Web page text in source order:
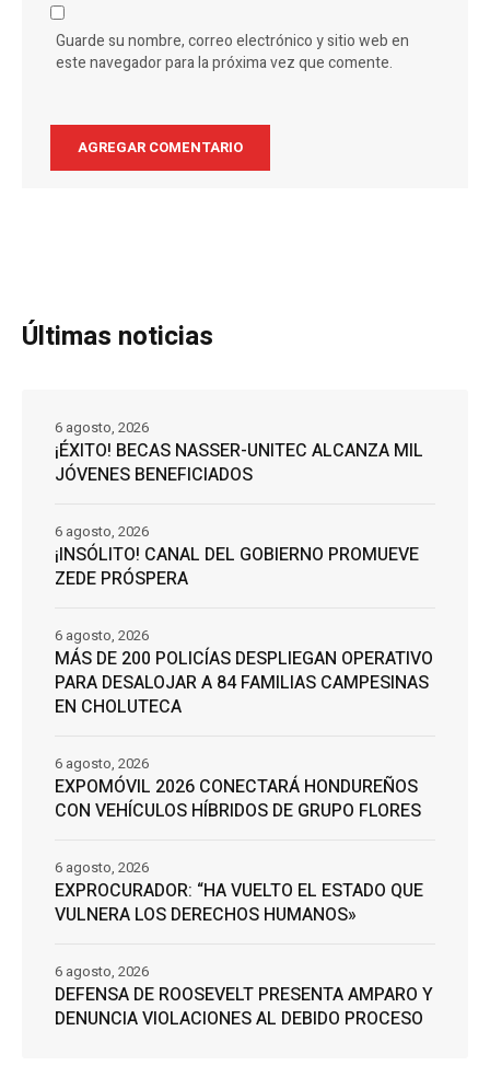
Guarde su nombre, correo electrónico y sitio web en
este navegador para la próxima vez que comente.
Últimas noticias
¡ÉXITO! BECAS NASSER-UNITEC ALCANZA MIL
JÓVENES BENEFICIADOS
6 agosto, 2026
¡INSÓLITO! CANAL DEL GOBIERNO PROMUEVE
ZEDE PRÓSPERA
6 agosto, 2026
MÁS DE 200 POLICÍAS DESPLIEGAN OPERATIVO
PARA DESALOJAR A 84 FAMILIAS CAMPESINAS
EN CHOLUTECA
6 agosto, 2026
EXPOMÓVIL 2026 CONECTARÁ HONDUREÑOS
CON VEHÍCULOS HÍBRIDOS DE GRUPO FLORES
6 agosto, 2026
EXPROCURADOR: “HA VUELTO EL ESTADO QUE
VULNERA LOS DERECHOS HUMANOS»
6 agosto, 2026
DEFENSA DE ROOSEVELT PRESENTA AMPARO Y
DENUNCIA VIOLACIONES AL DEBIDO PROCESO
6 agosto, 2026